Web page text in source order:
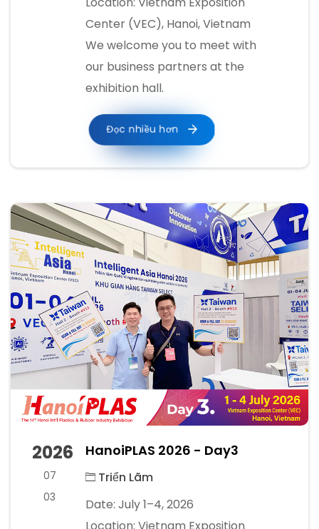
Center (VEC), Hanoi, Vietnam
We welcome you to meet with
our business partners at the
exhibition hall.
Đọc nhiều hơn
2026
07
03
HanoiPLAS 2026 - Day3
Triển Lãm
Date: July 1–4, 2026
Location: Vietnam Exposition